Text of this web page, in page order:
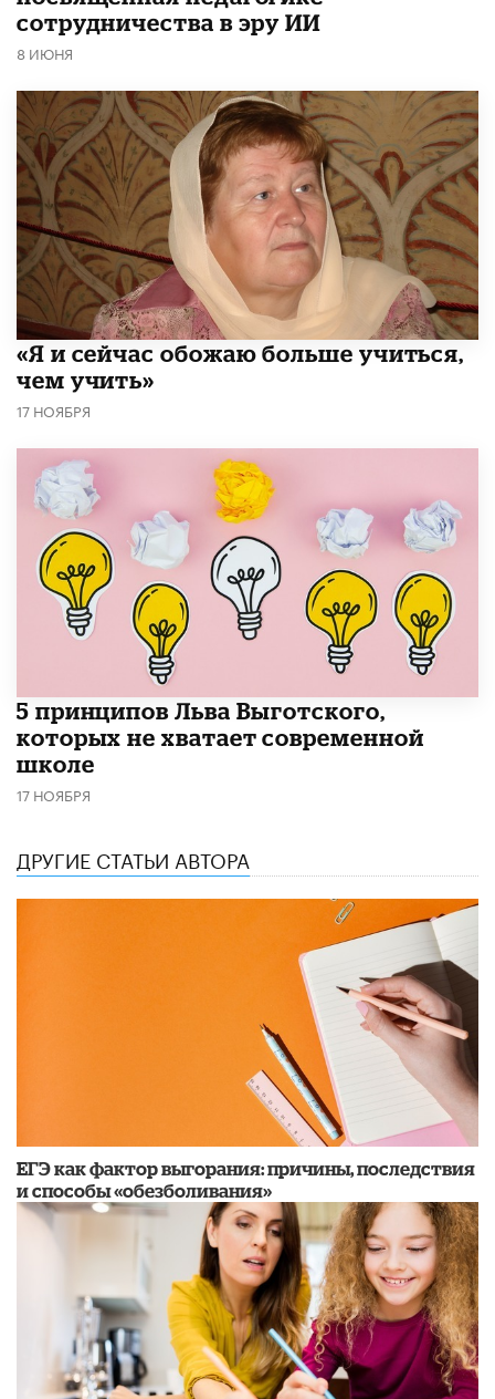
сотрудничества в эру ИИ
8 ИЮНЯ
«Я и сейчас обожаю больше учиться,
чем учить»
17 НОЯБРЯ
5 принципов Льва Выготского,
которых не хватает современной
школе
17 НОЯБРЯ
ДРУГИЕ СТАТЬИ АВТОРА
​ЕГЭ как фактор выгорания: причины, последствия
и способы «обезболивания»